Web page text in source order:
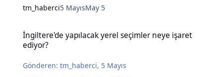
tm_haberci5 MayısMay 5
İngiltere'de yapılacak yerel seçimler neye işaret
ediyor?
Gönderen:tm_haberci, 5 Mayıs